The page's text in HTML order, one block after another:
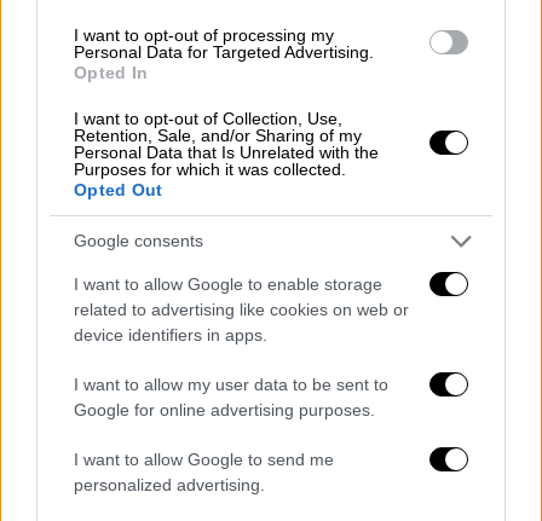
I want to opt-out of processing my
Personal Data for Targeted Advertising.
Opted In
I want to opt-out of Collection, Use,
Retention, Sale, and/or Sharing of my
Personal Data that Is Unrelated with the
Purposes for which it was collected.
Opted Out
Google consents
I want to allow Google to enable storage
related to advertising like cookies on web or
device identifiers in apps.
I want to allow my user data to be sent to
Google for online advertising purposes.
I want to allow Google to send me
personalized advertising.
Έκτακτο δελτίο επιδείνωσης καιρού:
Καταιγίδες και θυελλώδεις άνεμοι -
Αφρικανική σκόνη «σκεπάζει» την
Εντυπωσιακές εικόνες από την εισβολή
της... Σαχάρας στο Λεκανοπέδιο